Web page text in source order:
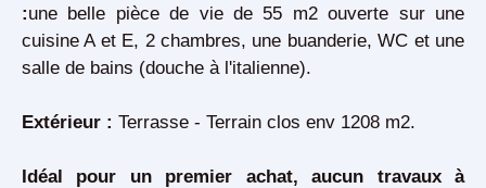
:une belle pièce de vie de 55 m2 ouverte sur une
cuisine A et E, 2 chambres, une buanderie, WC et une
salle de bains (douche à l'italienne).
Extérieur : Terrasse - Terrain clos env 1208 m2.
Idéal pour un premier achat, aucun travaux à